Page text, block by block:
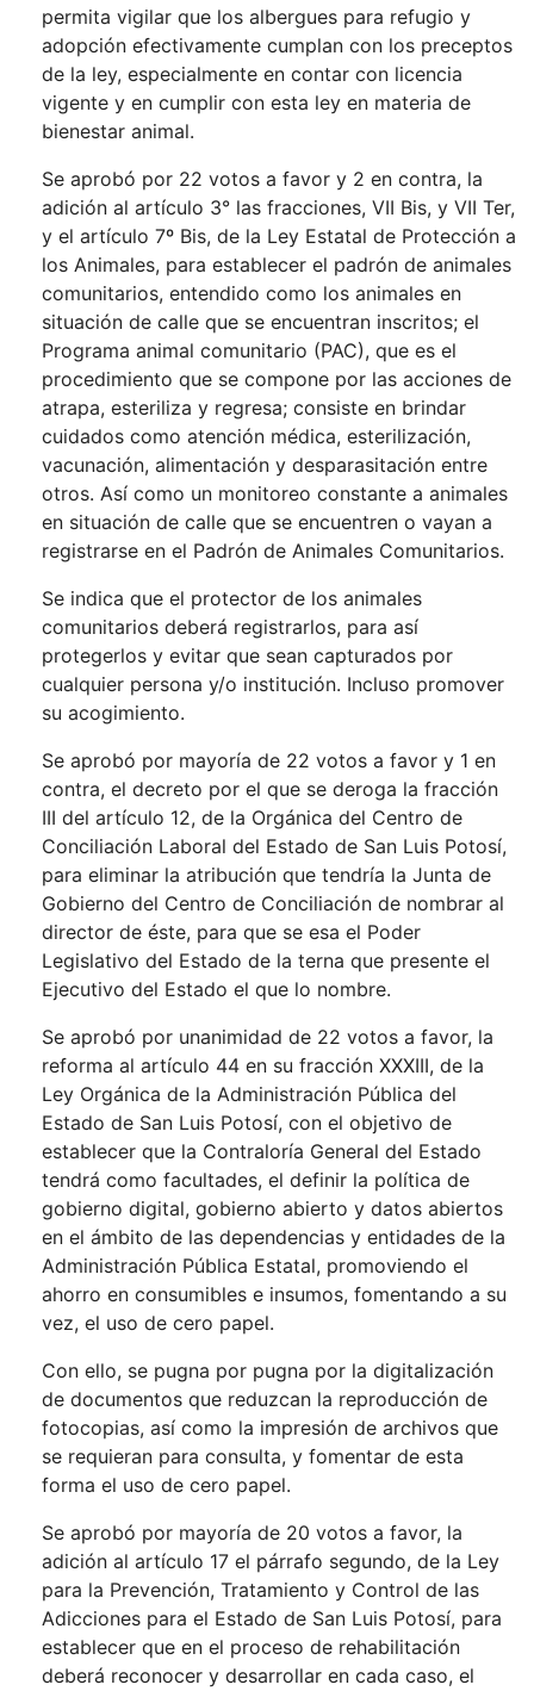
permita vigilar que los albergues para refugio y
adopción efectivamente cumplan con los preceptos
de la ley, especialmente en contar con licencia
vigente y en cumplir con esta ley en materia de
bienestar animal.
Se aprobó por 22 votos a favor y 2 en contra, la
adición al artículo 3° las fracciones, VII Bis, y VII Ter,
y el artículo 7º Bis, de la Ley Estatal de Protección a
los Animales, para establecer el padrón de animales
comunitarios, entendido como los animales en
situación de calle que se encuentran inscritos; el
Programa animal comunitario (PAC), que es el
procedimiento que se compone por las acciones de
atrapa, esteriliza y regresa; consiste en brindar
cuidados como atención médica, esterilización,
vacunación, alimentación y desparasitación entre
otros. Así como un monitoreo constante a animales
en situación de calle que se encuentren o vayan a
registrarse en el Padrón de Animales Comunitarios.
Se indica que el protector de los animales
comunitarios deberá registrarlos, para así
protegerlos y evitar que sean capturados por
cualquier persona y/o institución. Incluso promover
su acogimiento.
Se aprobó por mayoría de 22 votos a favor y 1 en
contra, el decreto por el que se deroga la fracción
III del artículo 12, de la Orgánica del Centro de
Conciliación Laboral del Estado de San Luis Potosí,
para eliminar la atribución que tendría la Junta de
Gobierno del Centro de Conciliación de nombrar al
director de éste, para que se esa el Poder
Legislativo del Estado de la terna que presente el
Ejecutivo del Estado el que lo nombre.
Se aprobó por unanimidad de 22 votos a favor, la
reforma al artículo 44 en su fracción XXXIII, de la
Ley Orgánica de la Administración Pública del
Estado de San Luis Potosí, con el objetivo de
establecer que la Contraloría General del Estado
tendrá como facultades, el definir la política de
gobierno digital, gobierno abierto y datos abiertos
en el ámbito de las dependencias y entidades de la
Administración Pública Estatal, promoviendo el
ahorro en consumibles e insumos, fomentando a su
vez, el uso de cero papel.
Con ello, se pugna por pugna por la digitalización
de documentos que reduzcan la reproducción de
fotocopias, así como la impresión de archivos que
se requieran para consulta, y fomentar de esta
forma el uso de cero papel.
Se aprobó por mayoría de 20 votos a favor, la
adición al artículo 17 el párrafo segundo, de la Ley
para la Prevención, Tratamiento y Control de las
Adicciones para el Estado de San Luis Potosí, para
establecer que en el proceso de rehabilitación
deberá reconocer y desarrollar en cada caso, el